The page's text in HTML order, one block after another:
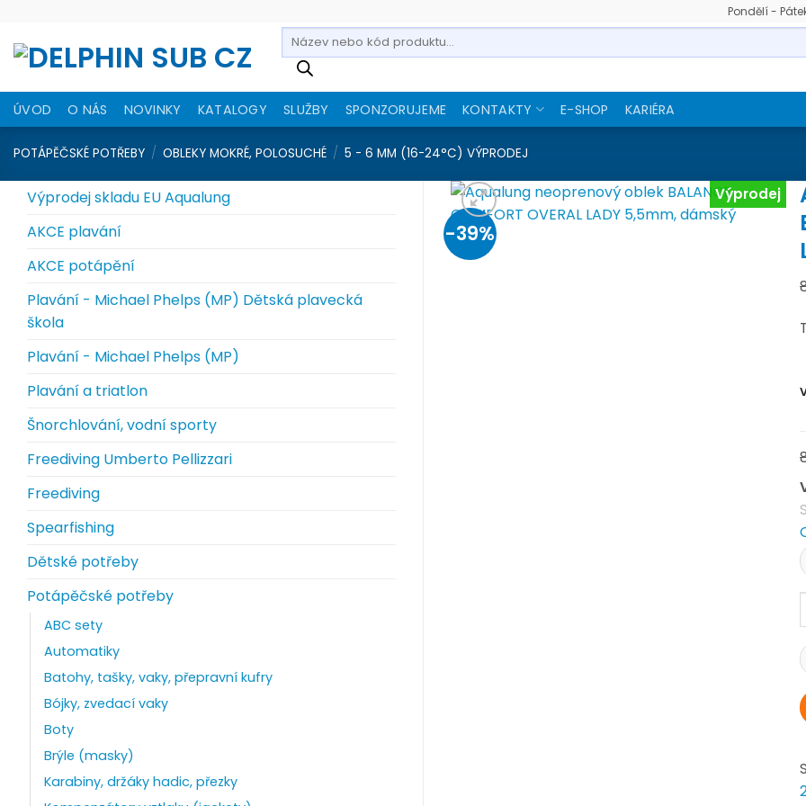
obsah
Pondělí -
Products
search
ÚVOD O NÁS NOVINKY KATALOGY SLUŽBY SPONZORUJEME KONTAKTY E-SHOP KARIÉRA
POTÁPĚČSKÉ POTŘEBY / OBLEKY MOKRÉ, POLOSUCHÉ / 5 - 6 MM (16-24°C) VÝPRODEJ
Výprodej skladu EU Aqualung
AKCE plavání
AKCE potápění
Plavání - Michael Phelps (MP) Dětská plavecká
škola
Plavání - Michael Phelps (MP)
Plavání a triatlon
Šnorchlování, vodní sporty
Freediving Umberto Pellizzari
Freediving
Spearfishing
Dětské potřeby
Potápěčské potřeby
ABC sety
Automatiky
Batohy, tašky, vaky, přepravní kufry
Bójky, zvedací vaky
Boty
Brýle (masky)
Karabiny, držáky hadic, přezky
Výprodej
-39%
S